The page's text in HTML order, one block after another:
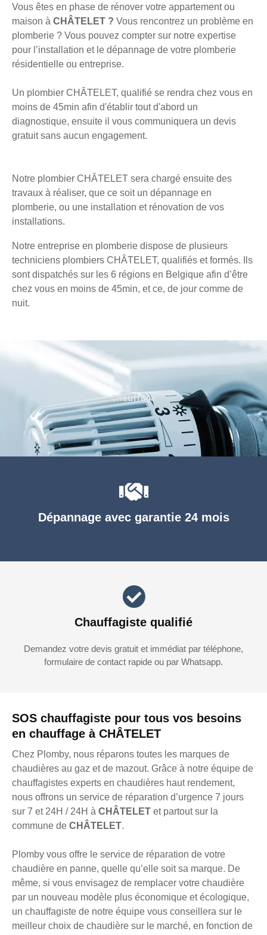
Vous êtes en phase de rénover votre appartement ou
maison à CHÂTELET ? Vous rencontrez un problème en
plomberie ? Vous pouvez compter sur notre expertise
pour l’installation et le dépannage de votre plomberie
résidentielle ou entreprise.
Un plombier CHÂTELET, qualifié se rendra chez vous en
moins de 45min afin d'établir tout d'abord un
diagnostique, ensuite il vous communiquera un devis
gratuit sans aucun engagement.
Notre plombier CHÂTELET sera chargé ensuite des
travaux à réaliser, que ce soit un dépannage en
plomberie, ou une installation et rénovation de vos
installations.
Notre entreprise en plomberie dispose de plusieurs
techniciens plombiers CHÂTELET, qualifiés et formés. Ils
sont dispatchés sur les 6 régions en Belgique afin d’être
chez vous en moins de 45min, et ce, de jour comme de
nuit.
SOS chauffagiste pour tous vos besoins
en chauffage à CHÂTELET
Chez Plomby, nous réparons toutes les marques de
chaudières au gaz et de mazout. Grâce à notre équipe de
chauffagistes experts en chaudières haut rendement,
nous offrons un service de réparation d’urgence 7 jours
sur 7 et 24H / 24H à CHÂTELET et partout sur la
commune de CHÂTELET.
Plomby vous offre le service de réparation de votre
chaudière en panne, quelle qu’elle soit sa marque. De
même, si vous envisagez de remplacer votre chaudière
par un nouveau modèle plus économique et écologique,
un chauffagiste de notre équipe vous conseillera sur le
meilleur choix de chaudière sur le marché, en fonction de
Dépannage avec garantie 24 mois
Chauffagiste qualifié
Demandez votre devis gratuit et immédiat par téléphone,
formulaire de contact rapide ou par Whatsapp.
Chauffage